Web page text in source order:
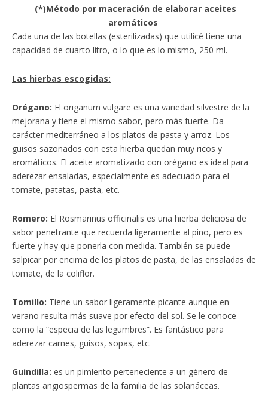
(*)Método por maceración de elaborar aceites
aromáticos
Cada una de las botellas (esterilizadas) que utilicé tiene una
capacidad de cuarto litro, o lo que es lo mismo, 250 ml.
Las hierbas escogidas:
Orégano: El origanum vulgare es una variedad silvestre de la
mejorana y tiene el mismo sabor, pero más fuerte. Da
carácter mediterráneo a los platos de pasta y arroz. Los
guisos sazonados con esta hierba quedan muy ricos y
aromáticos. El aceite aromatizado con orégano es ideal para
aderezar ensaladas, especialmente es adecuado para el
tomate, patatas, pasta, etc.
Romero: El Rosmarinus officinalis es una hierba deliciosa de
sabor penetrante que recuerda ligeramente al pino, pero es
fuerte y hay que ponerla con medida. También se puede
salpicar por encima de los platos de pasta, de las ensaladas de
tomate, de la coliflor.
Tomillo: Tiene un sabor ligeramente picante aunque en
verano resulta más suave por efecto del sol. Se le conoce
como la “especia de las legumbres”. Es fantástico para
aderezar carnes, guisos, sopas, etc.
Guindilla: es un pimiento perteneciente a un género de
plantas angiospermas de la familia de las solanáceas.